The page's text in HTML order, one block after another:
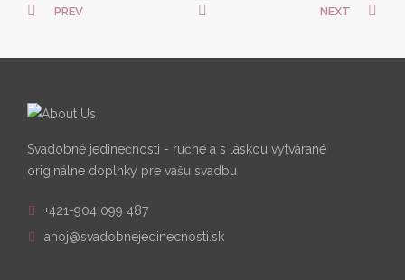
PREV NEXT
Svadobné jedinečnosti - ručne a s láskou vytvárané
originálne doplnky pre vašu svadbu
+421-904 099 487
ahoj@svadobnejedinecnosti.sk